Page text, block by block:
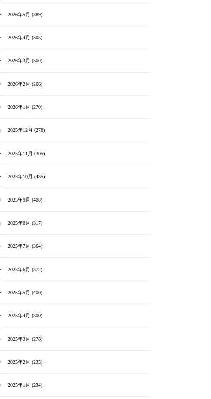
2026年5月 (389)
2026年4月 (505)
2026年3月 (500)
2026年2月 (266)
2026年1月 (270)
2025年12月 (278)
2025年11月 (305)
2025年10月 (435)
2025年9月 (408)
2025年8月 (317)
2025年7月 (364)
2025年6月 (372)
2025年5月 (400)
2025年4月 (300)
2025年3月 (278)
2025年2月 (235)
2025年1月 (234)